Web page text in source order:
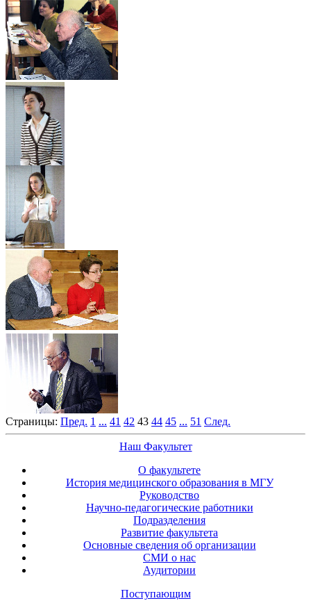
Страницы: Пред. 1 ... 41 42 43 44 45 ... 51 След.
Наш Факультет
О факультете
История медицинского образования в МГУ
Руководство
Научно-педагогические работники
Подразделения
Развитие факультета
Основные сведения об организации
СМИ о нас
Аудитории
Поступающим